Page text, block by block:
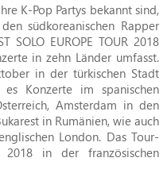
K-Pop Partys bekannt sind,
südkoreanischen Rapper
SOLO EUROPE TOUR 2018
in zehn Länder umfasst.
in der türkischen Stadt
Konzerte im spanischen
Amsterdam in den
in Rumänien, wie auch
London. Das Tour-
in der französischen